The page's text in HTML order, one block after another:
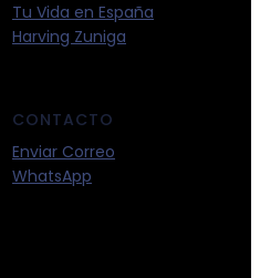
Tu Vida en España
Harving Zuniga
CONTACTO
Enviar Correo
WhatsApp